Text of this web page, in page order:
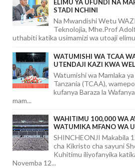
ELIMU YA UFUNDI NA
STADI NCHINI
Na Mwandishi Wetu
Teknolojia, Mhe.Prof
uthabiti katika usimamizi wa utoaji elimu
WATUMISHI WA TCAA
UTENDAJI KAZI KWA
Watumishi wa Mamlaka
Tanzania (TCAA),
kufanya Baraza la
mam...
WAHITIMU 100,000 WA
WATUMIKA MFANO WA
SHINCHEONJI Makabila
cha Kikristo cha sayuni
Kuhitimu iliyofanyika
Novemba 12...